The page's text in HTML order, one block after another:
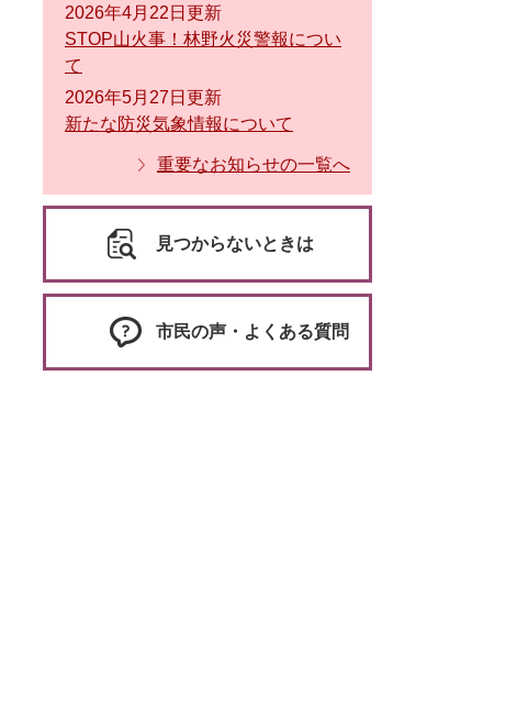
2026年4月22日更新
STOP山火事！林野火災警報につい
て
2026年5月27日更新
新たな防災気象情報について
重要なお知らせの一覧へ
見つからないときは
市民の声・よくある質問